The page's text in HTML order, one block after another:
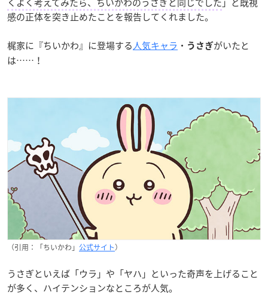
感の正体を突き止めたことを報告してくれました。
梶家に『ちいかわ』に登場する人気キャラ ・ うさぎがいたと
は……！
（引用：「ちいかわ」 公式サイト）
うさぎといえば「ウラ」や「ヤハ」といった奇声を上げること
が多く、ハイテンションなところが人気。